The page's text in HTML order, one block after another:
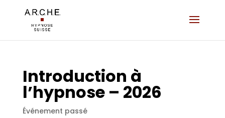
Introduction à
l’hypnose – 2026
Événement passé